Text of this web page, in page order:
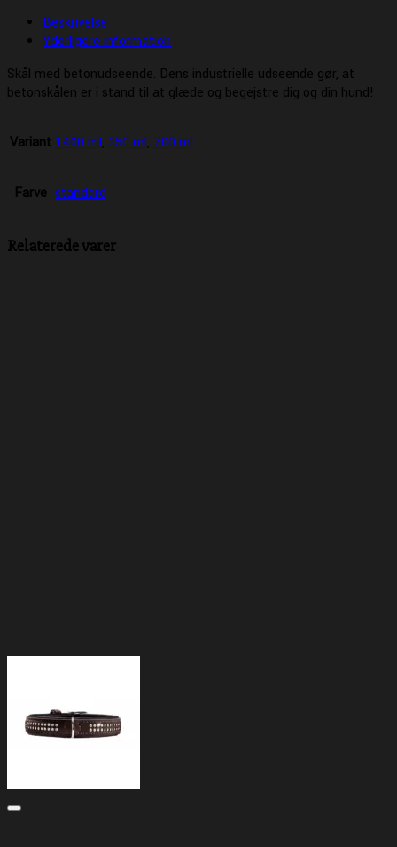
Beskrivelse
Yderligere information
Skål med betonudseende. Dens industrielle udseende gør, at
betonskålen er i stand til at glæde og begejstre dig og din hund!
Variant 1400 ml, 350 ml, 700 ml
Farve standard
Relaterede varer